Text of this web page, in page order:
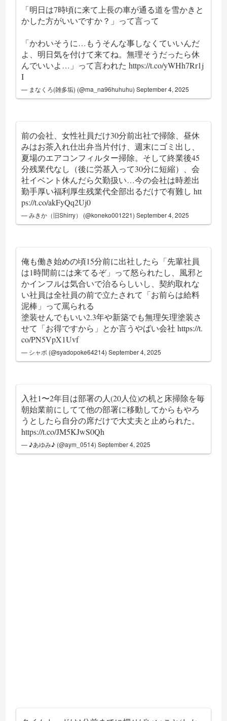
「明日は7時頃に来て上長の車が通る道を雪かきと
かした方がいいですか？」って言って
「かわいそうに…もうそんな事しなくていいんだ
よ、明日気を付けて来てね。無理そうだったら休
んでいいよ…」って言われたhttps://t.co/yWHh7Rr1j
I
— まなくろ(雑多垢) (@ma_na96huhuhu)September 4, 2025
前の会社、女性社員だけ30分前出社で掃除、昼休
みはお茶入れ仕出弁当片付け、週末にゴミ出し、
夏場のエアコンフィルター掃除。そして終業後45
分残業代なし（後に労基入って30分に短縮）、会
社イベント休んだら欠勤扱い…今の会社は時差出
勤手厚い福利厚生残業代全部出るだけで有難しhtt
ps://t.co/akFyQq2Uj0
— みきか（旧Shirry） (@koneko001221)September 4, 2025
俺も働き始めの頃15分前に出社したら「先輩社員
は1時間前には来てるぞ」って怒られたし、風邪と
かインフルは気合いで治るらしいし、契約取れな
い社員は全社員の前で立たされて「お前らは給料
泥棒」って罵られる
塗装せんでもいい2.3年や新築でも無理矢理塗装さ
せて「お得ですから」とか言うやばい会社https://t.
co/PN5VpX1Uvf
— シャボ (@syadopoke64214)September 4, 2025
入社1〜2年目は部署の人(20人位)の机と床掃除を毎
朝始業前にしてて他の部署に移動してからもやろ
うとしたら自分の席だけで大丈夫と止められた。
https://t.co/JM5KJwS0Qh
— ♪あゆみ♪ (@aym_0514)September 4, 2025